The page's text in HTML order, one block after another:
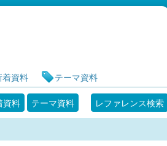
蔵書検索・予約システム
着資料 テーマ資料
資料 テーマ資料 レファレンス検索